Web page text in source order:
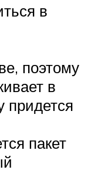
в
поэтому
в
придется
пакет